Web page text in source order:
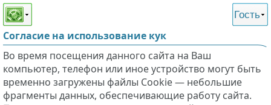
Этот сайт поддерживает
слабовидящих
Гость
Согласие на использование кук
Во время посещения данного сайта на Ваш
компьютер, телефон или иное устройство могут быть
временно загружены файлы Cookie — небольшие
фрагменты данных, обеспечивающие работу сайта.